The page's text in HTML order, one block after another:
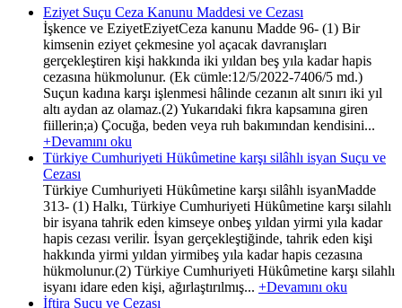
Eziyet Suçu Ceza Kanunu Maddesi ve Cezası
İşkence ve EziyetEziyetCeza kanunu Madde 96- (1) Bir
kimsenin eziyet çekmesine yol açacak davranışları
gerçekleştiren kişi hakkında iki yıldan beş yıla kadar hapis
cezasına hükmolunur. (Ek cümle:12/5/2022-7406/5 md.)
Suçun kadına karşı işlenmesi hâlinde cezanın alt sınırı iki yıl
altı aydan az olamaz.(2) Yukarıdaki fıkra kapsamına giren
fiillerin;a) Çocuğa, beden veya ruh bakımından kendisini...
+Devamını oku
Türkiye Cumhuriyeti Hükûmetine karşı silâhlı isyan Suçu ve
Cezası
Türkiye Cumhuriyeti Hükûmetine karşı silâhlı isyanMadde
313- (1) Halkı, Türkiye Cumhuriyeti Hükûmetine karşı silahlı
bir isyana tahrik eden kimseye onbeş yıldan yirmi yıla kadar
hapis cezası verilir. İsyan gerçekleştiğinde, tahrik eden kişi
hakkında yirmi yıldan yirmibeş yıla kadar hapis cezasına
hükmolunur.(2) Türkiye Cumhuriyeti Hükûmetine karşı silahlı
isyanı idare eden kişi, ağırlaştırılmış... +Devamını oku
İftira Suçu ve Cezası